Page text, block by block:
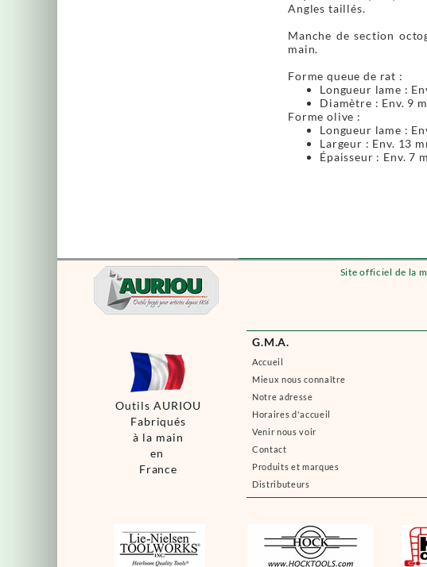
Site officiel de la
G.M.A.
Accueil
Mieux nous connaître
Notre adresse
Horaires d'accueil
Venir nous voir
Contact
Produits et marques
Distributeurs
Outils AURIOU
Fabriqués
à la main
en
France
Angles taillés.
Manche de section
main.
Forme queue de rat :
Longueur lame :
Diamètre : Env. 9
Forme olive :
Longueur lame :
Largeur : Env. 13
Épaisseur : Env. 7